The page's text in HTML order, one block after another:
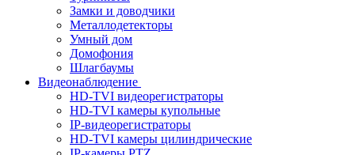
Замки и доводчики
Металлодетекторы
Умный дом
Домофония
Шлагбаумы
Видеонаблюдение
HD-TVI видеорегистраторы
HD-TVI камеры купольные
IP-видеорегистраторы
HD-TVI камеры цилиндрические